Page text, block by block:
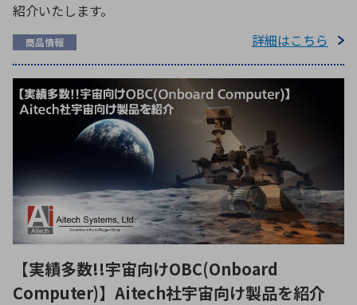
紹介いたします。
商品情報 詳細はこちら
【実績多数!!宇宙向けOBC(Onboard
Computer)】Aitech社宇宙向け製品を紹介